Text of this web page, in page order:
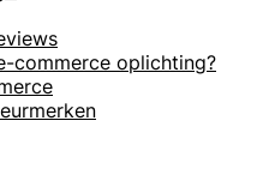
commerce oplichting?